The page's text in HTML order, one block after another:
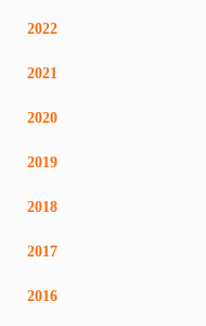
2022
2021
2020
2019
2018
2017
2016